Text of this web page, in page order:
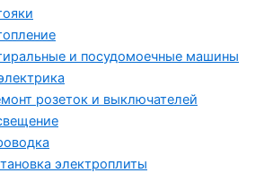
и посудомоечные машины
розеток и выключателей
электроплиты